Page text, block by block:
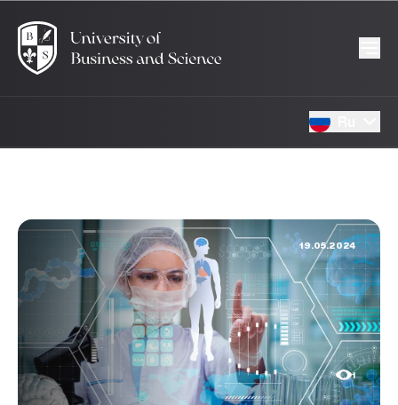
19.05.2024
1